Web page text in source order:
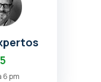
6 pm